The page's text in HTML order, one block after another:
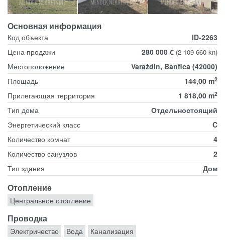
Основная информация
Код объекта
ID-2263
Цена продажи
280 000 € (2 109 660 kn)
Местоположение
Varaždin, Banfica (42000)
Площадь
144,00 m2
Прилегающая территория 1 818,00 m2
Тип дома
Отдельностоящий
Энергетический класс
C
Количество комнат
4
Количество санузлов
2
Тип здания
Дом
Отопление
Центральное отопление
Проводка
Электричество Вода Канализация